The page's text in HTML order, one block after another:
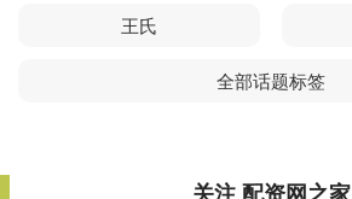
王氏
全部话题标签